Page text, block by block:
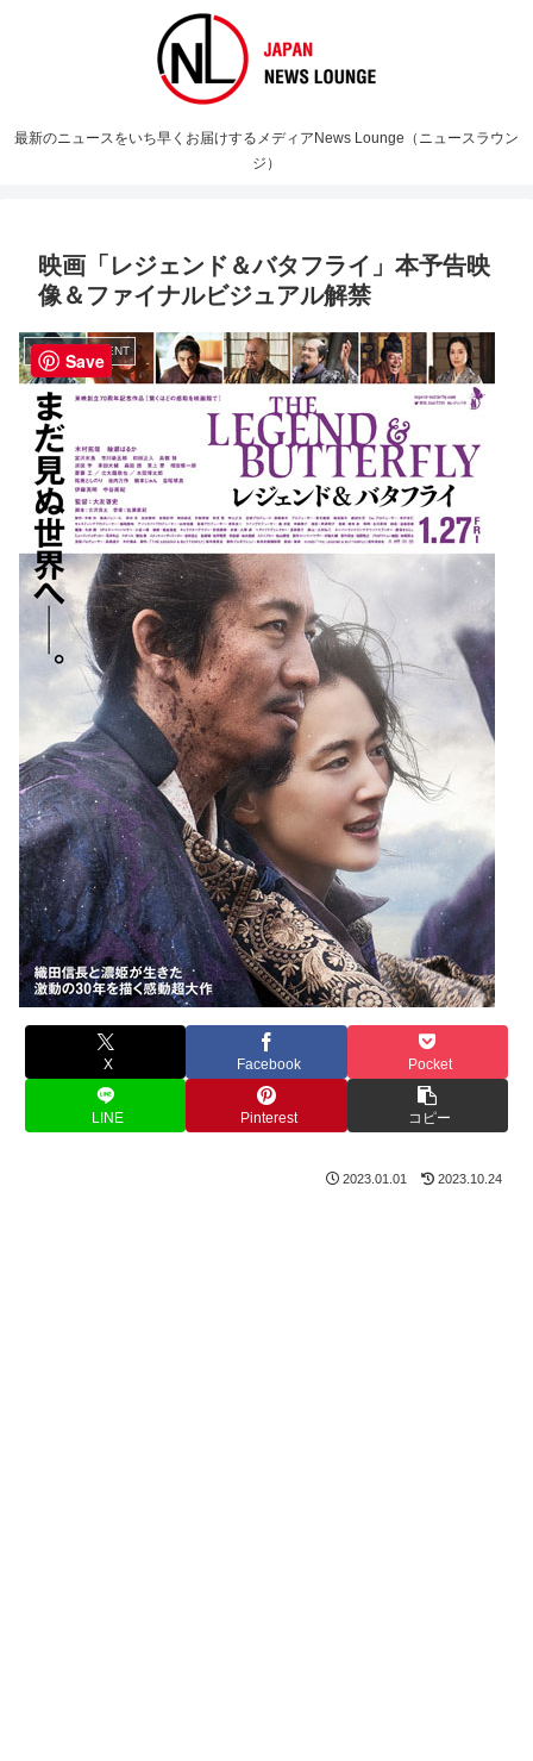
最新のニュースをいち早くお届けするメディアNews Lounge（ニュースラウン
ジ）
映画「レジェンド＆バタフライ」本予告映
像＆ファイナルビジュアル解禁
ENTERTAINMENT
X Facebook Pocket
LINE Pinterest コピー
2023.01.01 2023.10.24
Save